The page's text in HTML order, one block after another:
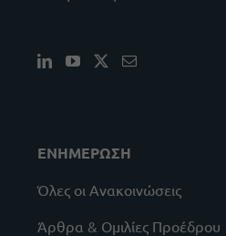
ΕΝΗΜΕΡΩΣΗ
Όλες οι Ανακοινώσεις
Άρθρα & Ομιλίες Προέδρου